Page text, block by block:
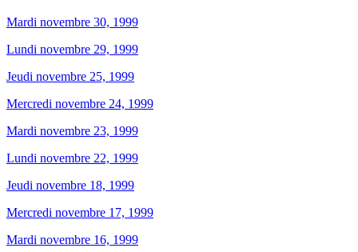
Mardi novembre 30, 1999
Lundi novembre 29, 1999
Jeudi novembre 25, 1999
Mercredi novembre 24, 1999
Mardi novembre 23, 1999
Lundi novembre 22, 1999
Jeudi novembre 18, 1999
Mercredi novembre 17, 1999
Mardi novembre 16, 1999